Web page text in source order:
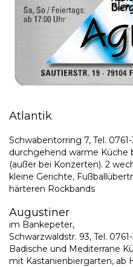
Atlantik
Schwabentorring 7, Tel.
durchgehend warme Küche
(außer bei Konzerten). 2
kleine Gerichte,
härteren Rockbands
Augustiner
im Bankepeter,
Schwarzwaldstr. 93, Tel.
Badische und Mediterrane
mit Kastanienbiergarten, ab